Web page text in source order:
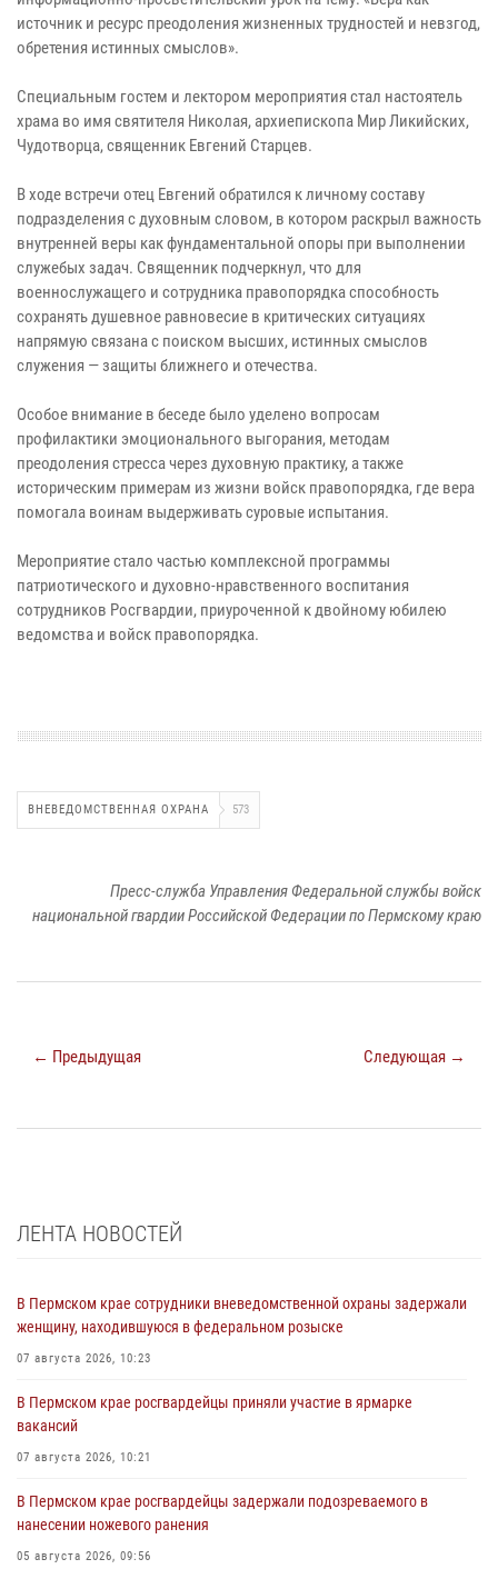
источник и ресурс преодоления жизненных трудностей и невзгод,
обретения истинных смыслов».
Специальным гостем и лектором мероприятия стал настоятель
храма во имя святителя Николая, архиепископа Мир Ликийских,
Чудотворца, священник Евгений Старцев.
В ходе встречи отец Евгений обратился к личному составу
подразделения с духовным словом, в котором раскрыл важность
внутренней веры как фундаментальной опоры при выполнении
служебых задач. Священник подчеркнул, что для
военнослужащего и сотрудника правопорядка способность
сохранять душевное равновесие в критических ситуациях
напрямую связана с поиском высших, истинных смыслов
служения — защиты ближнего и отечества.
Особое внимание в беседе было уделено вопросам
профилактики эмоционального выгорания, методам
преодоления стресса через духовную практику, а также
историческим примерам из жизни войск правопорядка, где вера
помогала воинам выдерживать суровые испытания.
Мероприятие стало частью комплексной программы
патриотического и духовно-нравственного воспитания
сотрудников Росгвардии, приуроченной к двойному юбилею
ведомства и войск правопорядка.
ВНЕВЕДОМСТВЕННАЯ ОХРАНА 573
Пресс-служба Управления Федеральной службы войск
национальной гвардии Российской Федерации по Пермскому краю
← Предыдущая Следующая →
ЛЕНТА НОВОСТЕЙ
В Пермском крае сотрудники вневедомственной охраны задержали
женщину, находившуюся в федеральном розыске
07 августа 2026, 10:23
В Пермском крае росгвардейцы приняли участие в ярмарке
вакансий
07 августа 2026, 10:21
В Пермском крае росгвардейцы задержали подозреваемого в
нанесении ножевого ранения
05 августа 2026, 09:56